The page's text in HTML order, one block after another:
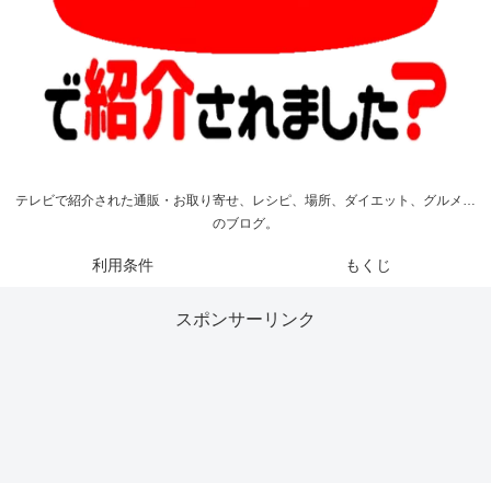
テレビで紹介された通販・お取り寄せ、レシピ、場所、ダイエット、グルメ…
のブログ。
利用条件 もくじ
スポンサーリンク